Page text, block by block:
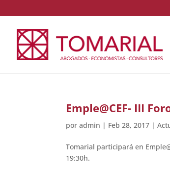
Emple@CEF- III
poradmin | Feb 28, 2017 |
Tomarial participará en
19:30h.